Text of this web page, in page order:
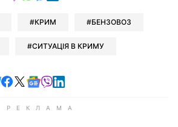
КРИМ БЕНЗОВОЗ
СИТУАЦІЯ В КРИМУ
Читайте у Telegram
Читайте у Facebook
Читайте у X
Читайте у Google news
Читайте у Viber
Читайте у LinkedIn